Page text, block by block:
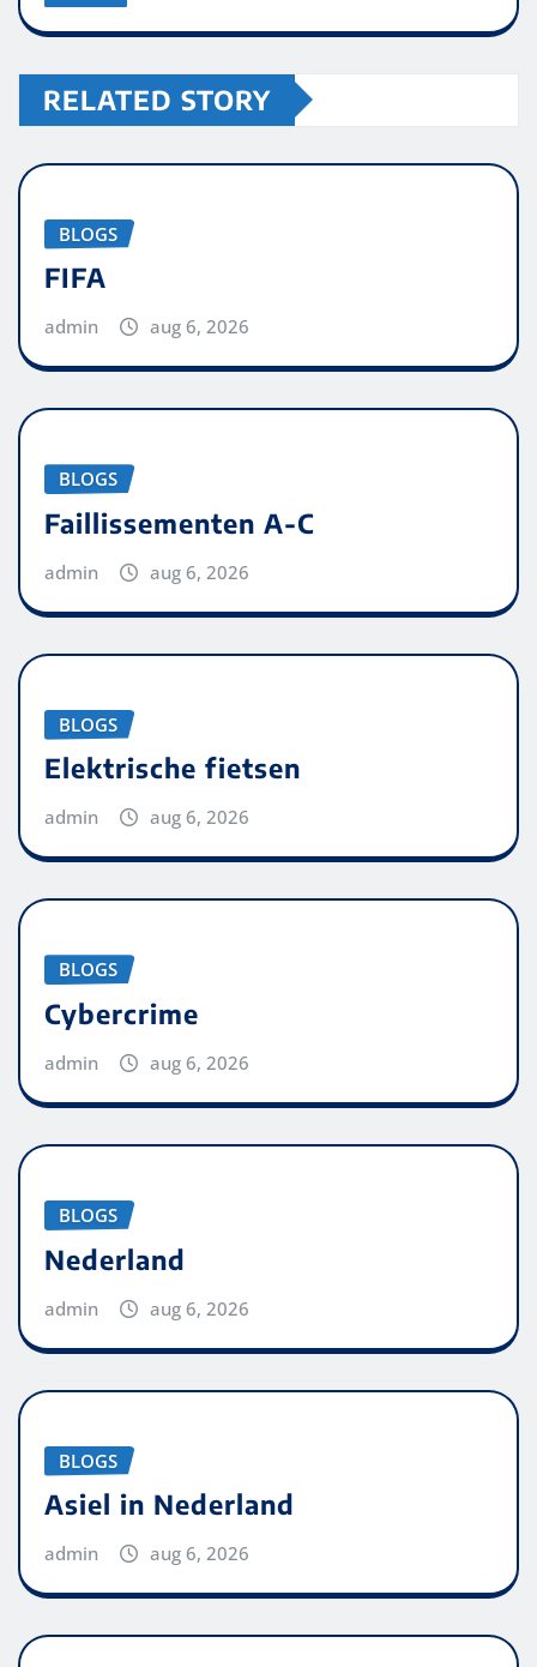
RELATED STORY
BLOGS
FIFA
admin aug 6, 2026
BLOGS
Faillissementen A-C
admin aug 6, 2026
BLOGS
Elektrische fietsen
admin aug 6, 2026
BLOGS
Cybercrime
admin aug 6, 2026
BLOGS
Nederland
admin aug 6, 2026
BLOGS
Asiel in Nederland
admin aug 6, 2026